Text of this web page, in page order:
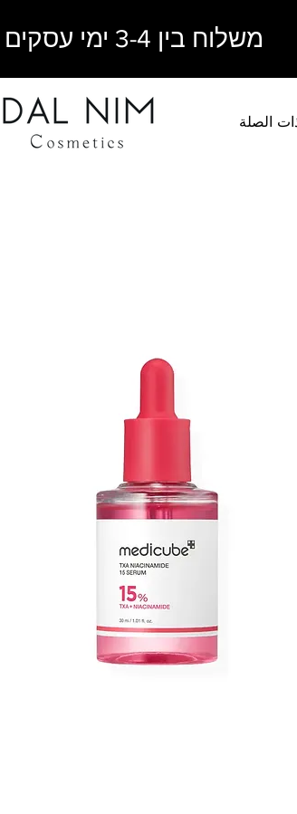
משלוח בין 3-4 ימי עסקים לכל הארץ!
الصلة